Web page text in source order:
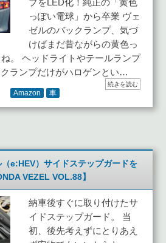
プをLED化！純正の「黄色
っぽい電球」から卒業 ヴェ
ゼルのバックランプ、気づ
けばまだ昔ながらの黄色っ
。 ヘッドライトやテールランプ
ランプだけがハロゲンとい…
Amazon 車
続きを読む
e:HEV）サイドステップガードを
VEZEL VOL.88】
納車後すぐに取り付けたサ
イドステップガード。 当
初、後先考えずにとりあえ